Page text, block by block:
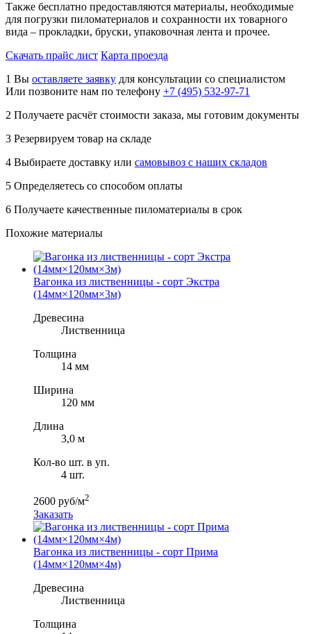
Также бесплатно предоставляются материалы, необходимые
для погрузки пиломатериалов и сохранности их товарного
вида – прокладки, бруски, упаковочная лента и прочее.
Скачать прайс лист Карта проезда
1 Вы оставляете заявку для консультации со специалистом
Или позвоните нам по телефону +7 (495) 532-97-71
2 Получаете расчёт стоимости заказа, мы готовим документы
3 Резервируем товар на складе
4 Выбираете доставку или самовывоз с наших складов
5 Определяетесь со способом оплаты
6 Получаете качественные пиломатериалы в срок
Похожие материалы
Вагонка из лиственницы - сорт Экстра
(14мм×120мм×3м)
Древесина
Лиственница
Толщина
14 мм
Ширина
120 мм
Длина
3,0 м
Кол-во шт. в уп.
4 шт.
2600 руб/м2
Заказать
Вагонка из лиственницы - сорт Прима
(14мм×120мм×4м)
Древесина
Лиственница
Толщина